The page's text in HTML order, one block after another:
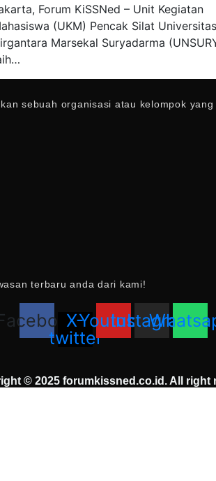
Forum KiSSNed – Unit Kegiatan
(UKM) Pencak Silat Universitas
Marsekal Suryadarma
sebuah organisasi atau kelompok
terbaru anda dari kami!
X-
twitter
Youtube
Instagram
© 2025 forumkissned.co.id. All right